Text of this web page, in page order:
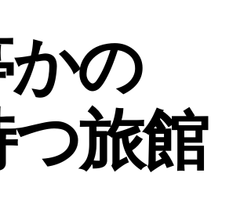
の
旅館